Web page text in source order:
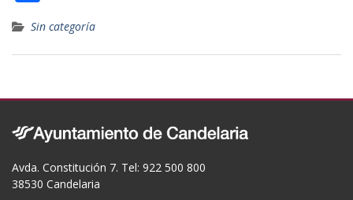
ac
e
b
o
k
Sin categoría
Avda. Constitución 7. Tel: 922 500 800
38530 Candelaria